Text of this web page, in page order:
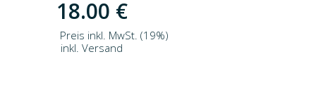
18.00 €
Preis inkl. MwSt. (19%)
inkl. Versand